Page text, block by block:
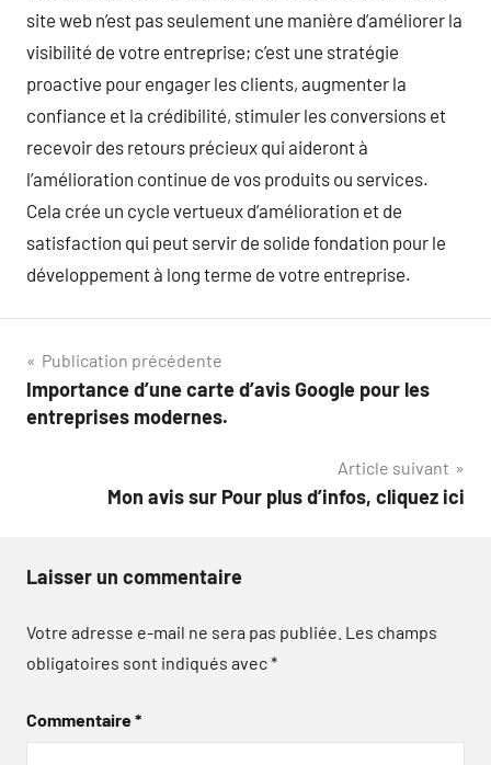
site web n’est pas seulement une manière d’améliorer la
visibilité de votre entreprise; c’est une stratégie
proactive pour engager les clients, augmenter la
confiance et la crédibilité, stimuler les conversions et
recevoir des retours précieux qui aideront à
l’amélioration continue de vos produits ou services.
Cela crée un cycle vertueux d’amélioration et de
satisfaction qui peut servir de solide fondation pour le
développement à long terme de votre entreprise.
Navigation
de
Publication précédente
Importance d’une carte d’avis Google pour les
entreprises modernes.
Article suivant
Mon avis sur Pour plus d’infos, cliquez ici
Laisser un commentaire
Votre adresse e-mail ne sera pas publiée. Les champs
obligatoires sont indiqués avec*
Commentaire*